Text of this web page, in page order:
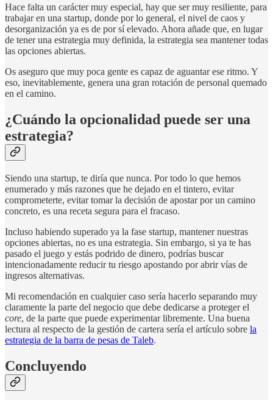
Hace falta un carácter muy especial, hay que ser muy resiliente, para
trabajar en una startup, donde por lo general, el nivel de caos y
desorganización ya es de por sí elevado. Ahora añade que, en lugar
de tener una estrategia muy definida, la estrategia sea mantener todas
las opciones abiertas.
Os aseguro que muy poca gente es capaz de aguantar ese ritmo. Y
eso, inevitablemente, genera una gran rotación de personal quemado
en el camino.
¿Cuándo la opcionalidad puede ser una
estrategia?
Siendo una startup, te diría que nunca. Por todo lo que hemos
enumerado y más razones que he dejado en el tintero, evitar
comprometerte, evitar tomar la decisión de apostar por un camino
concreto, es una receta segura para el fracaso.
Incluso habiendo superado ya la fase startup, mantener nuestras
opciones abiertas, no es una estrategia. Sin embargo, si ya te has
pasado el juego y estás podrido de dinero, podrías buscar
intencionadamente reducir tu riesgo apostando por abrir vías de
ingresos alternativas.
Mi recomendación en cualquier caso sería hacerlo separando muy
claramente la parte del negocio que debe dedicarse a proteger el
core, de la parte que puede experimentar libremente. Una buena
lectura al respecto de la gestión de cartera sería el artículo sobre la
estrategia de la barra de pesas de Taleb.
Concluyendo